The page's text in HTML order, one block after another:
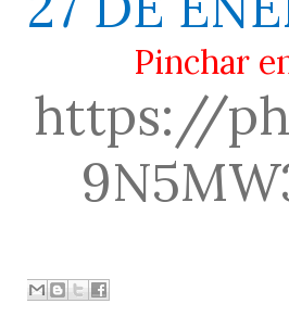
Pinchar
https://